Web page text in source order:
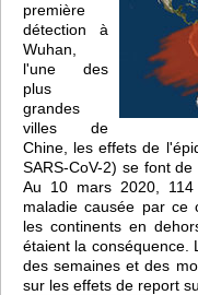
première
détection à
Wuhan,
l'une des
plus
grandes
villes de
Chine, les effets de
SARS-CoV-2) se font
Au 10 mars 2020,
maladie causée par ce
les continents en
étaient la conséquence.
des semaines et des
sur les effets de report